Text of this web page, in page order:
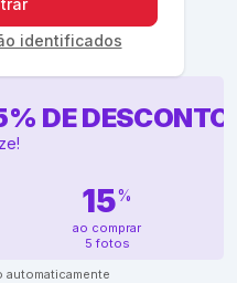
identificados
% DE DESCONTO
15%
ao comprar
5 fotos